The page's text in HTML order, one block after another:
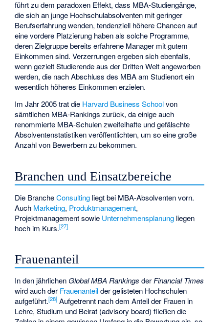
führt zu dem paradoxen Effekt, dass MBA-Studiengänge,
die sich an junge Hochschulabsolventen mit geringer
Berufserfahrung wenden, tendenziell höhere Chancen auf
eine vordere Platzierung haben als solche Programme,
deren Zielgruppe bereits erfahrene Manager mit gutem
Einkommen sind. Verzerrungen ergeben sich ebenfalls,
wenn gezielt Studierende aus der Dritten Welt angeworben
werden, die nach Abschluss des MBA am Studienort ein
wesentlich höheres Einkommen erzielen.
Im Jahr 2005 trat die Harvard Business Schoolvon
sämtlichen MBA-Rankings zurück, da einige auch
renommierte MBA-Schulen zweifelhafte und gefälschte
Absolventenstatistiken veröffentlichten, um so eine große
Anzahl von Bewerbern zu bekommen.
Branchen und Einsatzbereiche
Die BrancheConsulting liegt bei MBA-Absolventen vorn.
Auch Marketing, Produktmanagement,
Projektmanagement sowie Unternehmensplanung liegen
hoch im Kurs.[27]
Frauenanteil
In den jährlichen Global MBA Rankings der Financial Times
wird auch der Frauenanteilder gelisteten Hochschulen
aufgeführt.[28] Aufgetrennt nach dem Anteil der Frauen in
Lehre, Studium und Beirat (advisory board) fließen die